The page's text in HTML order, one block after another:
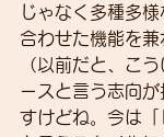
じゃなく多種多
合わせた機能を兼
（以前だと、こ
ースと言う志向
すけどね。今は「